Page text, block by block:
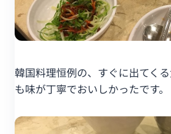
韓国料理恒例の、すぐに出てく
も味が丁寧でおいしかったです。